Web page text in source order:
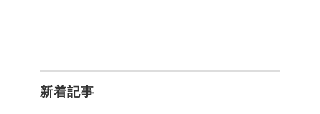
新着記事